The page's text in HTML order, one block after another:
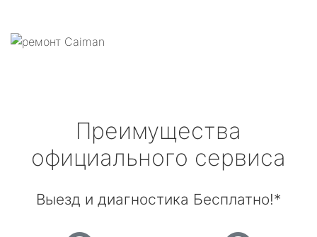
Преимущества
официального сервиса
Выезд и диагностика Бесплатно!*